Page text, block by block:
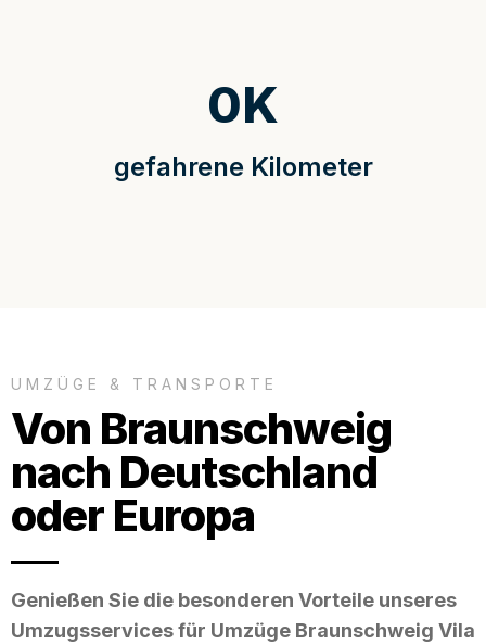
gefahrene Kilometer
0K
UMZÜGE & TRANSPORTE
Von Braunschweig
nach Deutschland
oder Europa
Genießen Sie die besonderen Vorteile unseres
Umzugsservices für Umzüge Braunschweig Vila